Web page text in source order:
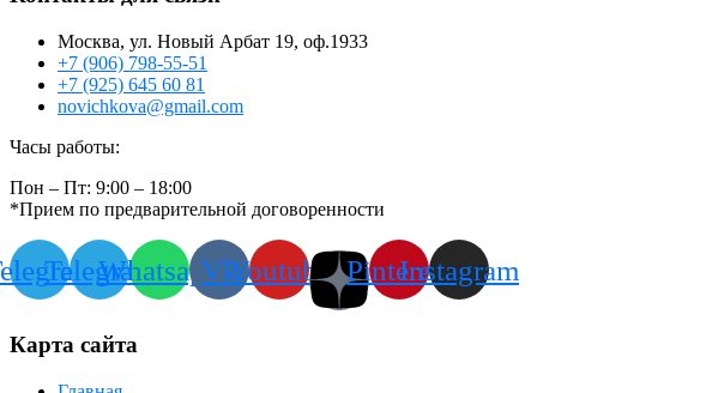
Москва, ул. Новый Арбат 19, оф.1933
+7 (906) 798-55-51
+7 (925) 645 60 81
novichkova@gmail.com
Часы работы:
Пон – Пт: 9:00 – 18:00
*Прием по предварительной договоренности
TelegramWhatsappVkYoutube PinterestInstagram
Карта сайта